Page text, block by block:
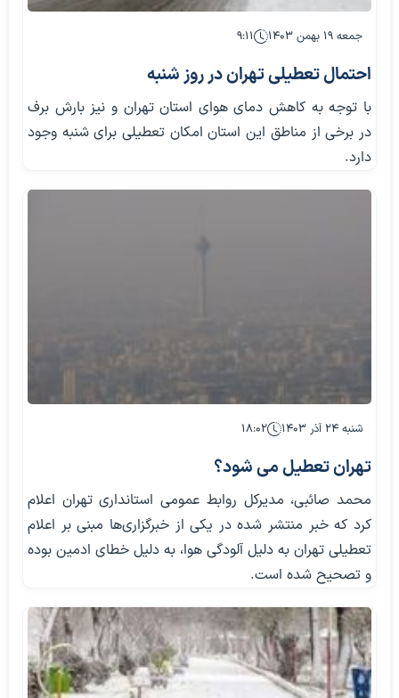
جمعه ۱۹ بهمن ۱۴۰۳ ۹:۱۱
احتمال تعطیلی تهران در روز شنبه
با توجه به کاهش دمای هوای استان تهران و نیز بارش برف
در برخی از مناطق این استان امکان تعطیلی برای شنبه وجود
دارد.
شنبه ۲۴ آذر ۱۴۰۳ ۱۸:۰۲
تهران تعطیل می شود؟
محمد صائبی، مدیرکل روابط عمومی استانداری تهران اعلام
کرد که خبر منتشر شده در یکی از خبرگزاری‌ها مبنی بر اعلام
تعطیلی تهران به دلیل آلودگی هوا، به دلیل خطای ادمین بوده
و تصحیح شده است.